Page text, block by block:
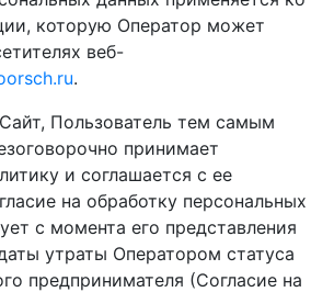
которую Оператор может
веб-
.
Пользователь тем самым
принимает
и соглашается с ее
на обработку персональных
с момента его представления
утраты Оператором статуса
предпринимателя (Согласие на